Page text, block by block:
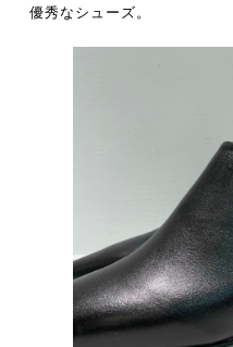
優秀なシューズ。